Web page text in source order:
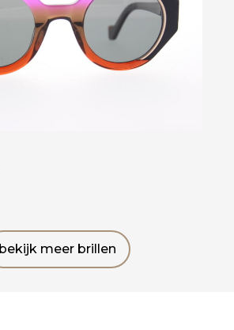
bekijk meer brillen